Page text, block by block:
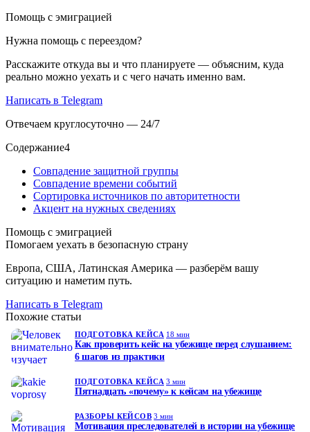
Помощь с эмиграцией
Нужна помощь с переездом?
Расскажите откуда вы и что планируете — объясним, куда
реально можно уехать и с чего начать именно вам.
Написать в Telegram
Отвечаем круглосуточно — 24/7
Содержание4
Совпадение защитной группы
Совпадение времени событий
Сортировка источников по авторитетности
Акцент на нужных сведениях
Помощь с эмиграцией
Помогаем уехать в безопасную страну
Европа, США, Латинская Америка — разберём вашу
ситуацию и наметим путь.
Написать в Telegram
Похожие статьи
ПОДГОТОВКА КЕЙСА 18 мин
Как проверить кейс на убежище перед слушанием:
6 шагов из практики
ПОДГОТОВКА КЕЙСА 3 мин
Пятнадцать «почему» к кейсам на убежище
РАЗБОРЫ КЕЙСОВ 3 мин
Мотивация преследователей в истории на убежище